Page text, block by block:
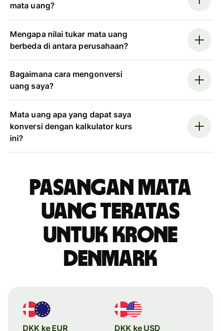
mata uang?
Mengapa nilai tukar mata uang
berbeda di antara perusahaan?
Bagaimana cara mengonversi
uang saya?
Mata uang apa yang dapat saya
konversi dengan kalkulator kurs
ini?
Pasangan mata
uang teratas
untuk krone
Denmark
DKK ke EUR DKK ke USD